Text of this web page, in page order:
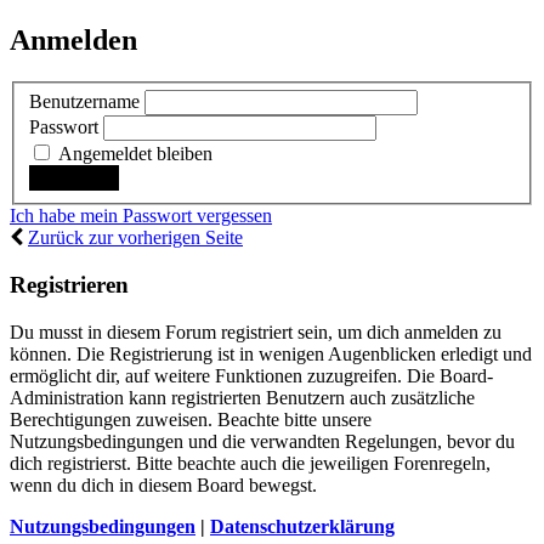
Anmelden
Benutzername
Passwort
Angemeldet bleiben
Ich habe mein Passwort vergessen
Zurück zur vorherigen Seite
Registrieren
Du musst in diesem Forum registriert sein, um dich anmelden zu
können. Die Registrierung ist in wenigen Augenblicken erledigt und
ermöglicht dir, auf weitere Funktionen zuzugreifen. Die Board-
Administration kann registrierten Benutzern auch zusätzliche
Berechtigungen zuweisen. Beachte bitte unsere
Nutzungsbedingungen und die verwandten Regelungen, bevor du
dich registrierst. Bitte beachte auch die jeweiligen Forenregeln,
wenn du dich in diesem Board bewegst.
Nutzungsbedingungen | Datenschutzerklärung